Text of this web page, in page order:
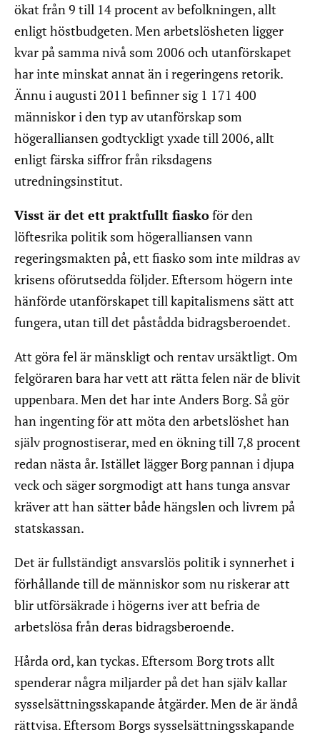
ökat från 9 till 14 procent av befolkningen, allt
enligt höstbudgeten. Men arbetslösheten ligger
kvar på samma nivå som 2006 och utanförskapet
har inte minskat annat än i regeringens retorik.
Ännu i augusti 2011 befinner sig 1 171 400
människor i den typ av utanförskap som
högeralliansen godtyckligt yxade till 2006, allt
enligt färska siffror från riksdagens
utredningsinstitut.
Visst är det ett praktfullt fiaskoför den
löftesrika politik som högeralliansen vann
regeringsmakten på, ett fiasko som inte mildras av
krisens oförutsedda följder. Eftersom högern inte
hänförde utanförskapet till kapitalismens sätt att
fungera, utan till det påstådda bidragsberoendet.
Att göra fel är mänskligt och rentav ursäktligt. Om
felgöraren bara har vett att rätta felen när de blivit
uppenbara. Men det har inte Anders Borg. Så gör
han ingenting för att möta den arbetslöshet han
själv prognostiserar, med en ökning till 7,8 procent
redan nästa år. Istället lägger Borg pannan i djupa
veck och säger sorgmodigt att hans tunga ansvar
kräver att han sätter både hängslen och livrem på
statskassan.
Det är fullständigt ansvarslös politik i synnerhet i
förhållande till de människor som nu riskerar att
blir utförsäkrade i högerns iver att befria de
arbetslösa från deras bidragsberoende.
Hårda ord, kan tyckas. Eftersom Borg trots allt
spenderar några miljarder på det han själv kallar
sysselsättningsskapande åtgärder. Men de är ändå
rättvisa. Eftersom Borgs sysselsättningsskapande